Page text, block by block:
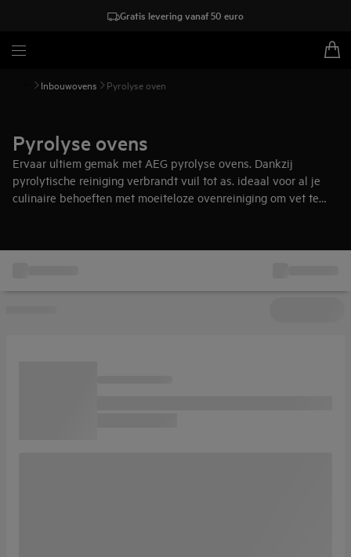
Gratis levering vanaf 50 euro
Inbouwovens Pyrolyse oven
Pyrolyse ovens
Ervaar ultiem gemak met AEG pyrolyse ovens. Dankzij
pyrolytische reiniging verbrandt vuil tot as. ideaal voor al je
culinaire behoeften met moeiteloze ovenreiniging om vet te